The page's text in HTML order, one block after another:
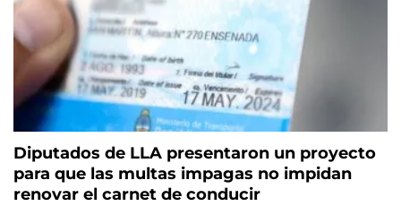
Diputados de LLA presentaron un proyecto
para que las multas impagas no impidan
renovar el carnet de conducir